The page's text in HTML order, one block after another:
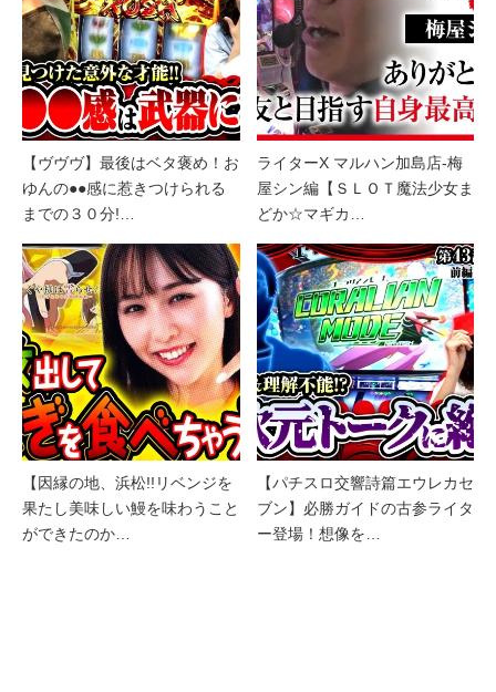
【ヴヴヴ】最後はベタ褒め！お
ゆんの●●感に惹きつけられる
までの３０分!…
ライターX マルハン加島店-梅
屋シン編【ＳＬＯＴ魔法少女ま
どか☆マギカ…
【因縁の地、浜松!!リベンジを
果たし美味しい鰻を味わうこと
ができたのか…
【パチスロ交響詩篇エウレカセ
ブン】必勝ガイドの古参ライタ
ー登場！想像を…